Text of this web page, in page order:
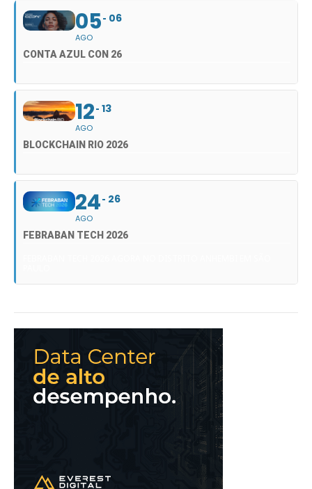
05
AGO
06
CONTA AZUL CON 26
12
AGO
13
BLOCKCHAIN RIO 2026
24
AGO
26
FEBRABAN TECH 2026